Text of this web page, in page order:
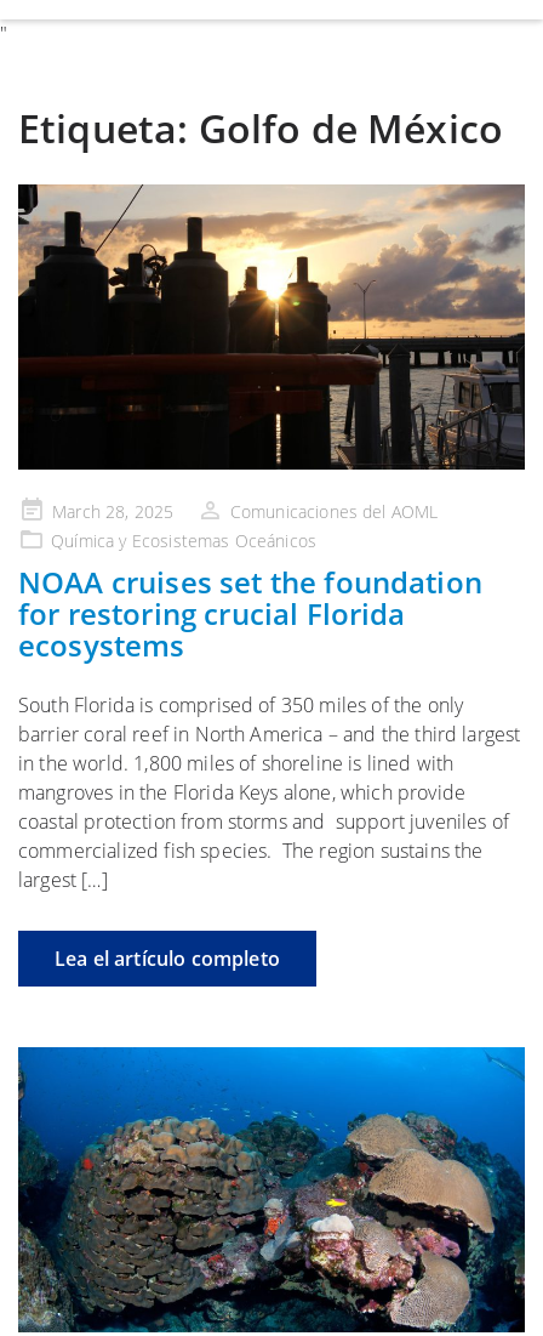
"
Etiqueta: Golfo de México
Publicado
en
March 28, 2025
Comunicaciones del AOML
Química y Ecosistemas Oceánicos
NOAA cruises set the foundation
for restoring crucial Florida
ecosystems
South Florida is comprised of 350 miles of the only
barrier coral reef in North America – and the third largest
in the world. 1,800 miles of shoreline is lined with
mangroves in the Florida Keys alone, which provide
coastal protection from storms and support juveniles of
commercialized fish species. The region sustains the
largest […]
Lea el artículo completo